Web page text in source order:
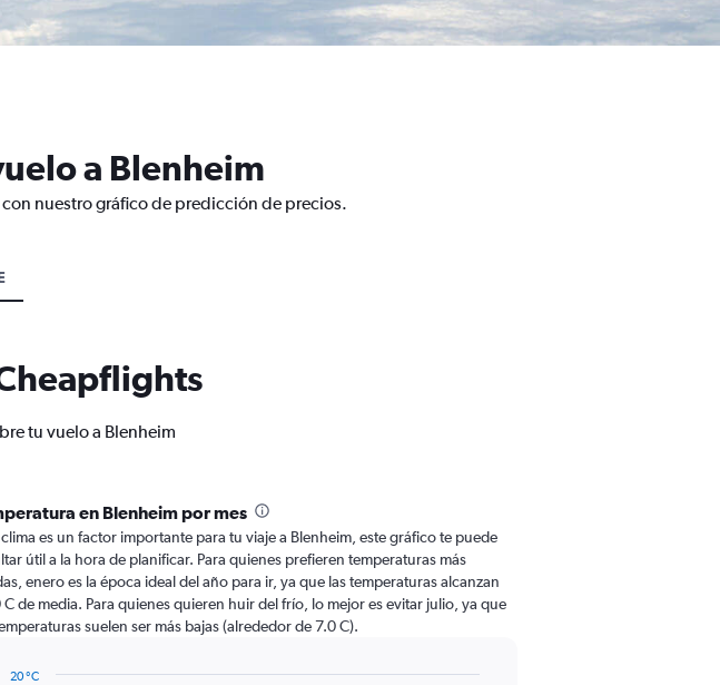
a Blenheim
nuestro gráfico de predicción de precios.
tu vuelo a Blenheim
en Blenheim por mes
clima es un factor importante para tu viaje a Blenheim, este gráfico te puede
útil a la hora de planificar. Para quienes prefieren temperaturas más
enero es la época ideal del año para ir, ya que las temperaturas alcanzan
C de media. Para quienes quieren huir del frío, lo mejor es evitar julio, ya que
suelen ser más bajas (alrededor de 7.0 C).
20 °C